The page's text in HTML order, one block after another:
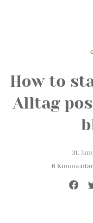
How to
Alltag
31.
6